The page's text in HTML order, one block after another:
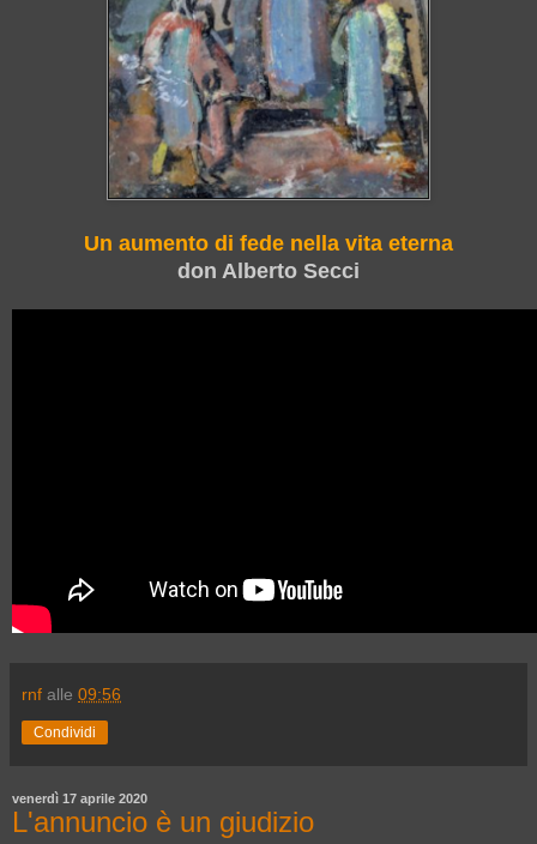
Un aumento di fede nella vita eterna
don Alberto Secci
rnf alle 09:56
Condividi
venerdì 17 aprile 2020
L'annuncio è un giudizio